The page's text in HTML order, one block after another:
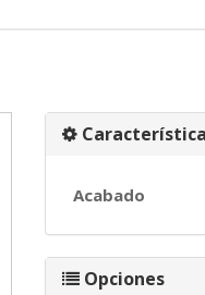
Acabado
Opciones